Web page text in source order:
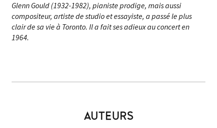
Glenn Gould (1932-1982), pianiste prodige, mais aussi
compositeur, artiste de studio et essayiste, a passé le plus
clair de sa vie à Toronto. Il a fait ses adieux au concert en
1964.
AUTEURS